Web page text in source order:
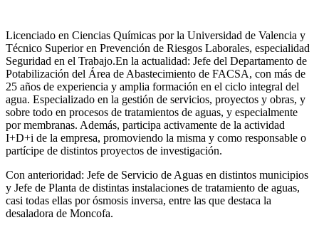
Licenciado en Ciencias Químicas por la Universidad de Valencia y
Técnico Superior en Prevención de Riesgos Laborales, especialidad
Seguridad en el Trabajo.En la actualidad: Jefe del Departamento de
Potabilización del Área de Abastecimiento de FACSA, con más de
25 años de experiencia y amplia formación en el ciclo integral del
agua. Especializado en la gestión de servicios, proyectos y obras, y
sobre todo en procesos de tratamientos de aguas, y especialmente
por membranas. Además, participa activamente de la actividad
I+D+i de la empresa, promoviendo la misma y como responsable o
partícipe de distintos proyectos de investigación.
Con anterioridad: Jefe de Servicio de Aguas en distintos municipios
y Jefe de Planta de distintas instalaciones de tratamiento de aguas,
casi todas ellas por ósmosis inversa, entre las que destaca la
desaladora de Moncofa.